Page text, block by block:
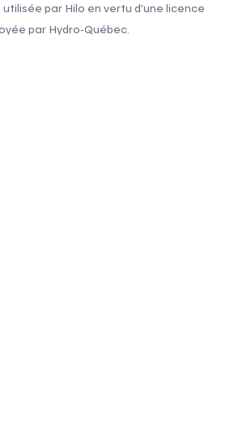
utilisée par Hilo en vertu d’une licence
par Hydro-Québec.